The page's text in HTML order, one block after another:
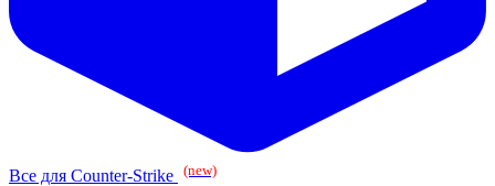
Все для Counter-Strike (new)